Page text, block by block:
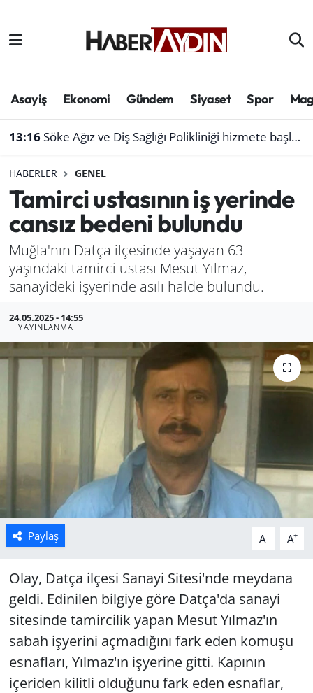
Asayiş Ekonomi Gündem Siyaset Spor
13:16Söke Ağız ve Diş Sağlığı Polikliniği hizmete başladı
HABERLER GENEL
Tamirci ustasının iş yerinde
cansız bedeni bulundu
Muğla'nın Datça ilçesinde yaşayan 63
yaşındaki tamirci ustası Mesut Yılmaz,
sanayideki işyerinde asılı halde bulundu.
24.05.2025 - 14:55
YAYINLANMA
Paylaş A- A+
Olay, Datça ilçesi Sanayi Sitesi'nde meydana
geldi. Edinilen bilgiye göre Datça'da sanayi
sitesinde tamircilik yapan Mesut Yılmaz'ın
sabah işyerini açmadığını fark eden komuşu
esnafları, Yılmaz'ın işyerine gitti. Kapının
içeriden kilitli olduğunu fark eden esnaflar,
Afyonkarahisar
Çevre
Genel
Haber
Izmir
Manisa
Muğla
Aydın Hava Durumu
Süper Lig Puan Durumu ve Fikstür
Son Dakika Haberleri
Haber Arşivi